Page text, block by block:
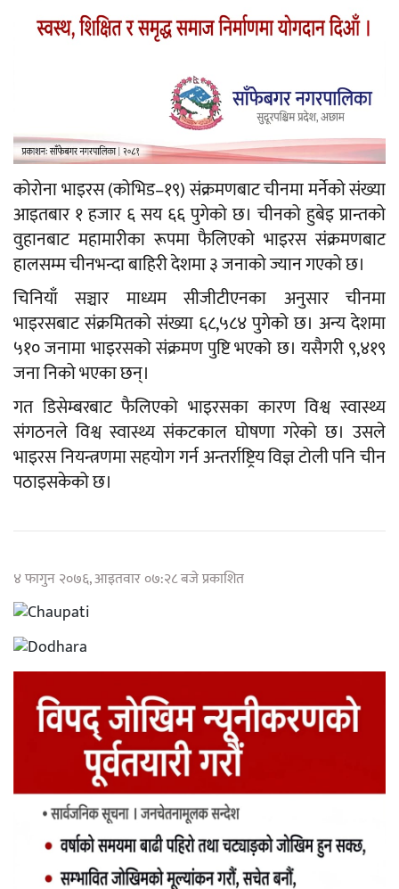
कोरोना भाइरस (कोभिड–१९) संक्रमणबाट चीनमा मर्नेको संख्या
आइतबार १ हजार ६ सय ६६ पुगेको छ। चीनको हुबेइ प्रान्तको
वुहानबाट महामारीका रूपमा फैलिएको भाइरस संक्रमणबाट
हालसम्म चीनभन्दा बाहिरी देशमा ३ जनाको ज्यान गएको छ।
चिनियाँ सञ्चार माध्यम सीजीटीएनका अनुसार चीनमा
भाइरसबाट संक्रमितको संख्या ६८,५८४ पुगेको छ। अन्य देशमा
५१० जनामा भाइरसको संक्रमण पुष्टि भएको छ। यसैगरी ९,४१९
जना निको भएका छन्।
गत डिसेम्बरबाट फैलिएको भाइरसका कारण विश्व स्वास्थ्य
संगठनले विश्व स्वास्थ्य संकटकाल घोषणा गरेको छ। उसले
भाइरस नियन्त्रणमा सहयोग गर्न अन्तर्राष्ट्रिय विज्ञ टोली पनि चीन
पठाइसकेको छ।
४ फागुन २०७६, आइतवार ०७:२८ बजे प्रकाशित